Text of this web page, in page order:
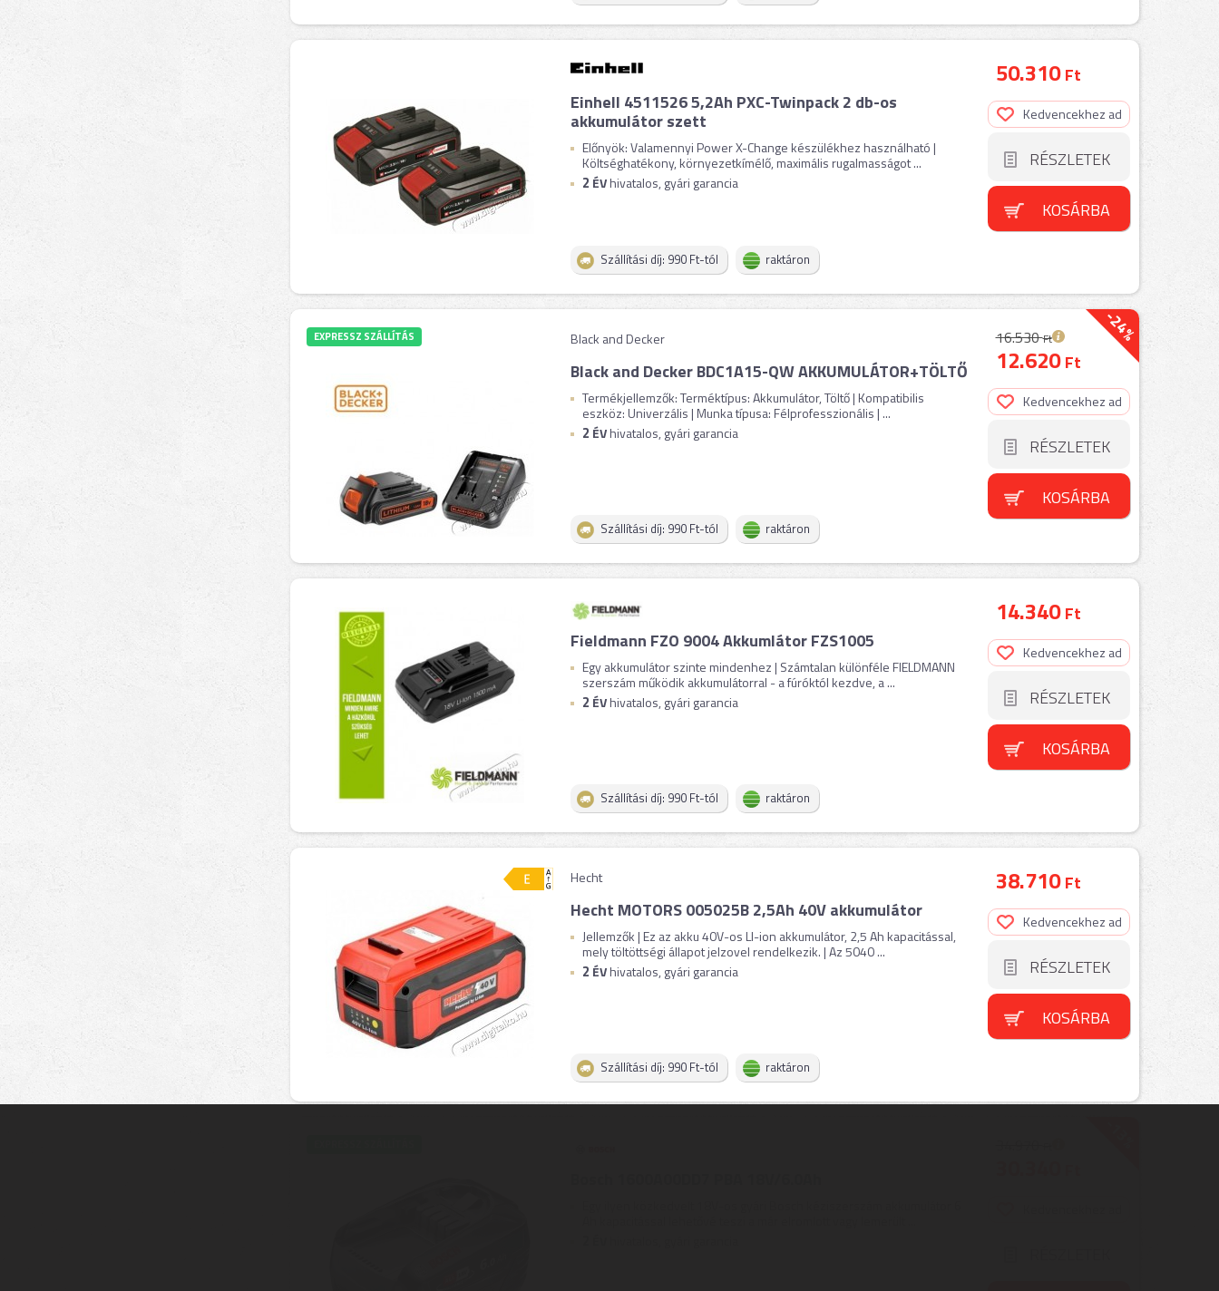
Einhell 4511526 5,2Ah PXC-Twinpack 2 db-os
akkumulátor szett
Előnyök: Valamennyi Power X-Change készülékhez használható |
Költséghatékony, környezetkímélő, maximális rugalmasságot ...
2 ÉVhivatalos, gyári garancia
Szállítási díj: 990 Ft-tól raktáron
50.310Ft
Kedvencekhez ad
RÉSZLETEK
KOSÁRBA
-24%
EXPRESSZ SZÁLLÍTÁS Black and Decker
Black and Decker BDC1A15-QW AKKUMULÁTOR+TÖLTŐ
Termékjellemzők: Terméktípus: Akkumulátor, Töltő | Kompatibilis
eszköz: Univerzális | Munka típusa: Félprofesszionális | ...
2 ÉVhivatalos, gyári garancia
Szállítási díj: 990 Ft-tól raktáron
16.530Ft
12.620Ft
Kedvencekhez ad
RÉSZLETEK
KOSÁRBA
Fieldmann FZO 9004 Akkumlátor FZS1005
Egy akkumulátor szinte mindenhez | Számtalan különféle FIELDMANN
szerszám működik akkumulátorral - a fúróktól kezdve, a ...
2 ÉVhivatalos, gyári garancia
Szállítási díj: 990 Ft-tól raktáron
14.340Ft
Kedvencekhez ad
RÉSZLETEK
KOSÁRBA
Hecht
Hecht MOTORS 005025B 2,5Ah 40V akkumulátor
Jellemzők | Ez az akku 40V-os LI-ion akkumulátor, 2,5 Ah kapacitással,
mely töltöttségi állapot jelzovel rendelkezik. | Az 5040 ...
2 ÉVhivatalos, gyári garancia
Szállítási díj: 990 Ft-tól raktáron
38.710Ft
Kedvencekhez ad
RÉSZLETEK
KOSÁRBA